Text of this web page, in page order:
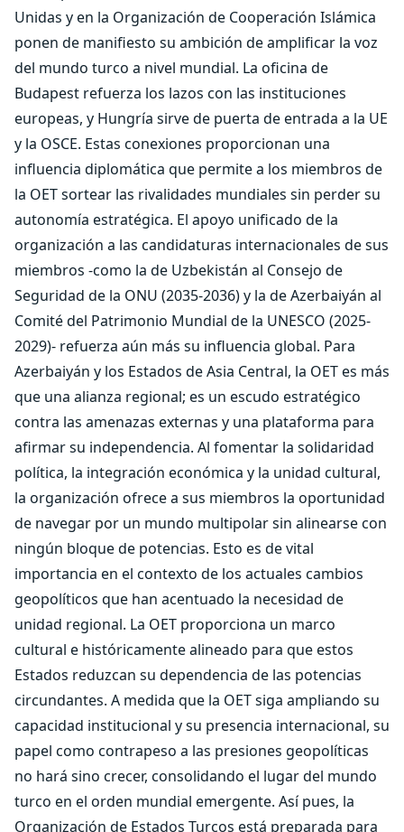
Unidas y en la Organización de Cooperación Islámica
ponen de manifiesto su ambición de amplificar la voz
del mundo turco a nivel mundial. La oficina de
Budapest refuerza los lazos con las instituciones
europeas, y Hungría sirve de puerta de entrada a la UE
y la OSCE. Estas conexiones proporcionan una
influencia diplomática que permite a los miembros de
la OET sortear las rivalidades mundiales sin perder su
autonomía estratégica. El apoyo unificado de la
organización a las candidaturas internacionales de sus
miembros -como la de Uzbekistán al Consejo de
Seguridad de la ONU (2035-2036) y la de Azerbaiyán al
Comité del Patrimonio Mundial de la UNESCO (2025-
2029)- refuerza aún más su influencia global. Para
Azerbaiyán y los Estados de Asia Central, la OET es más
que una alianza regional; es un escudo estratégico
contra las amenazas externas y una plataforma para
afirmar su independencia. Al fomentar la solidaridad
política, la integración económica y la unidad cultural,
la organización ofrece a sus miembros la oportunidad
de navegar por un mundo multipolar sin alinearse con
ningún bloque de potencias. Esto es de vital
importancia en el contexto de los actuales cambios
geopolíticos que han acentuado la necesidad de
unidad regional. La OET proporciona un marco
cultural e históricamente alineado para que estos
Estados reduzcan su dependencia de las potencias
circundantes. A medida que la OET siga ampliando su
capacidad institucional y su presencia internacional, su
papel como contrapeso a las presiones geopolíticas
no hará sino crecer, consolidando el lugar del mundo
turco en el orden mundial emergente. Así pues, la
Organización de Estados Turcos está preparada para